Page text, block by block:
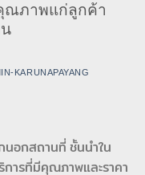
ณภาพแก่ลูกค้า
KARUNAPAYANG
นอกสถานที่ ชั้นนำใน
การที่มีคุณภาพและราคา